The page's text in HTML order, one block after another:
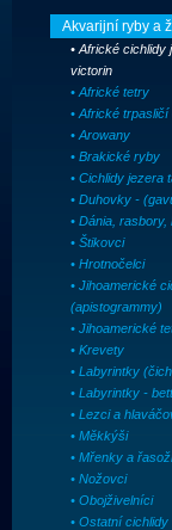
Akvarijní ryby a
• Africké cichlidy
victorin
• Africké tetry
• Africké
• Arowany
• Brakické ryby
• Cichlidy jezera
• Duhovky -
• Dánia,
• Štikovci
• Hrotnočelci
• Jihoamerické
(apistogrammy)
• Jihoamerické
• Krevety
• Labyrintky
• Labyrintky -
• Lezci a
• Měkkýši
• Mřenky a
• Nožovci
• Obojživelníci
• Ostatní cichlidy